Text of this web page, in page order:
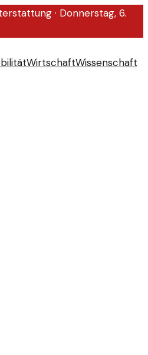
· Donnerstag, 6.
WirtschaftWissenschaft